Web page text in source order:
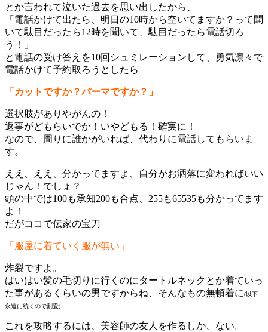
とか言われて泣いた過去を思い出したから、
「電話かけて出たら、明日の10時から空いてますか？って聞
いて駄目だったら12時を聞いて、駄目だったら電話切ろ
う！」
と電話の受け答えを10回シュミレーションして、勇気凛々で
電話かけて予約取ろうとしたら
「 カットですか？パーマですか？」
選択肢がありやがんの！
返事がどもらいでか！いやどもる！確実に！
なので、周りに誰かがいれば、代わりに電話してもらいま
す。
ええ、ええ、分かってますよ、自分がお洒落に変わればいい
じゃん！でしょ？
頭の中では100も承知200も合点、255も65535も分かってます
よ！
だがココで伝家の宝刀
「服屋に着ていく服が無い」
炸裂ですよ。
はいはい髪の毛切りに行くのにタートルネックとか着ていっ
た事があるくらいの男ですからね、そんなもの無頓着に(以下
永遠に続くので割愛)
これを攻略するには、美容師の友人を作るしか、ない。